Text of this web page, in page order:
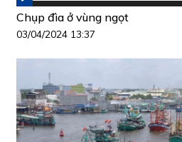
Chụp đìa ở vùng ngọt
03/04/2024 13:37